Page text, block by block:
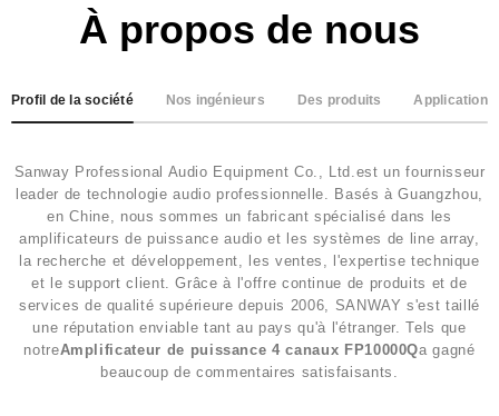
À propos de nous
Profil de la société Nos ingénieurs Des produits Application
Sanway Professional Audio Equipment Co., Ltd.est un fournisseur
leader de technologie audio professionnelle. Basés à Guangzhou,
en Chine, nous sommes un fabricant spécialisé dans les
amplificateurs de puissance audio et les systèmes de line array,
la recherche et développement, les ventes, l'expertise technique
et le support client. Grâce à l'offre continue de produits et de
services de qualité supérieure depuis 2006, SANWAY s'est taillé
une réputation enviable tant au pays qu'à l'étranger. Tels que
notreAmplificateur de puissance 4 canaux FP10000Qa gagné
beaucoup de commentaires satisfaisants.